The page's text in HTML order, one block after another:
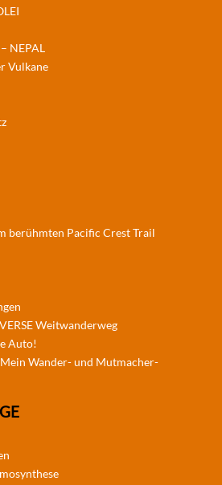
NEPAL
Vulkane
berühmten Pacific Crest Trail
Weitwanderweg
Auto!
Wander- und Mutmacher-